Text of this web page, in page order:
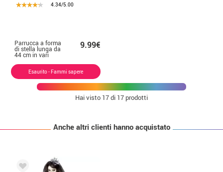
4.34/5.00
Parrucca a forma
di stella lunga da
44 cm in vari
9.99€
Esaurito - Fammi sapere
Hai visto 17di 17 prodotti
Anche altri clienti hanno acquistato